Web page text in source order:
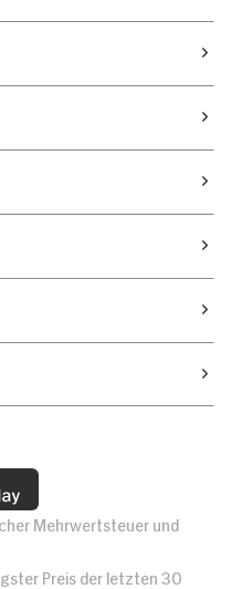
Mehrwertsteuer und
Preis der letzten 30